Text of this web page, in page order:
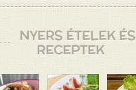
NYERS ÉTELEK ÉS
RECEPTEK